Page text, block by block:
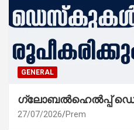
GENERAL
ഗ്ലോബൽഹെൽപ്പ്
27/07/2026 Prem